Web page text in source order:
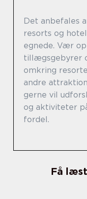
Det anbefales
resorts og
egnede. Vær
tillægsgebyrer
omkring
andre
gerne vil
og aktiviteter
fordel.
Få